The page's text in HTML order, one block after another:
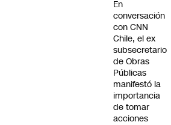
En
conversación
con CNN
Chile, el ex
subsecretario
de Obras
Públicas
manifestó la
importancia
de tomar
acciones